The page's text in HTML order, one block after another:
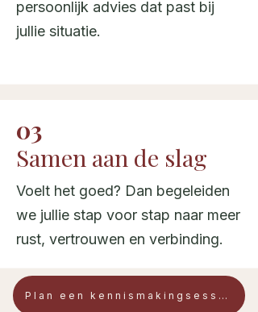
persoonlijk advies dat past bij
jullie situatie.
03
Samen aan de slag
Voelt het goed? Dan begeleiden
we jullie stap voor stap naar meer
rust, vertrouwen en verbinding.
Plan een kennismakingsessie